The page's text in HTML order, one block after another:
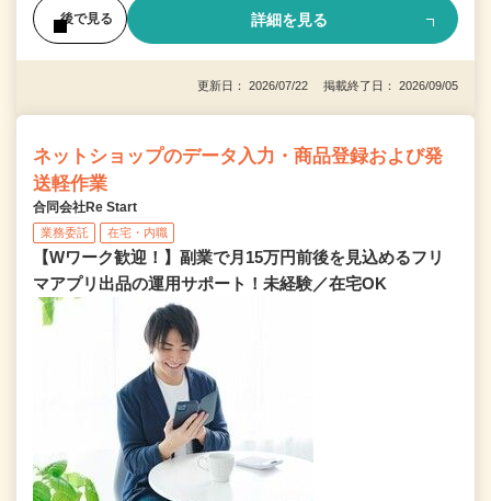
後で見る 詳細を見る
更新日： 2026/07/22 掲載終了日： 2026/09/05
ネットショップのデータ入力・商品登録および発
送軽作業
合同会社Re Start
業務委託 在宅・内職
【Wワーク歓迎！】副業で月15万円前後を見込めるフリ
マアプリ出品の運用サポート！未経験／在宅OK